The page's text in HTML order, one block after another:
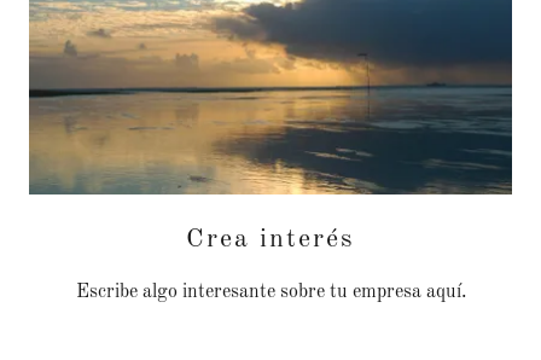
Crea interés
Escribe algo interesante sobre tu empresa aquí.